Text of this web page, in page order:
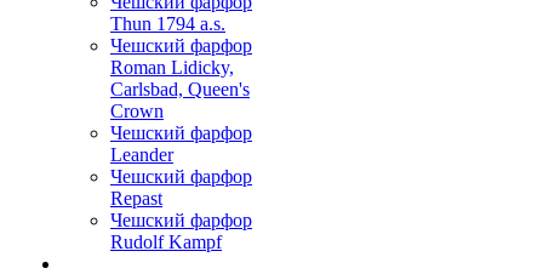
Thun 1794 a.s.
Чешский фарфор
Roman Lidicky,
Carlsbad, Queen's
Crown
Чешский фарфор
Leander
Чешский фарфор
Repast
Чешский фарфор
Rudolf Kampf